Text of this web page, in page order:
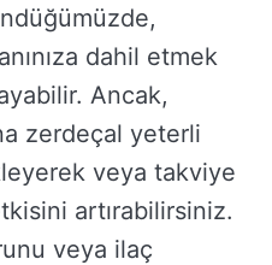
dahil etmek
Ancak,
zerdeçal yeterli
veya takviye
artırabilirsiniz.
veya ilaç